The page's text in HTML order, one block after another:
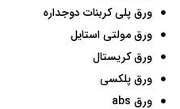
ورق پلی کربنات دوجداره
ورق مولتی استایل
ورق کریستال
ورق پلکسی
ورق abs